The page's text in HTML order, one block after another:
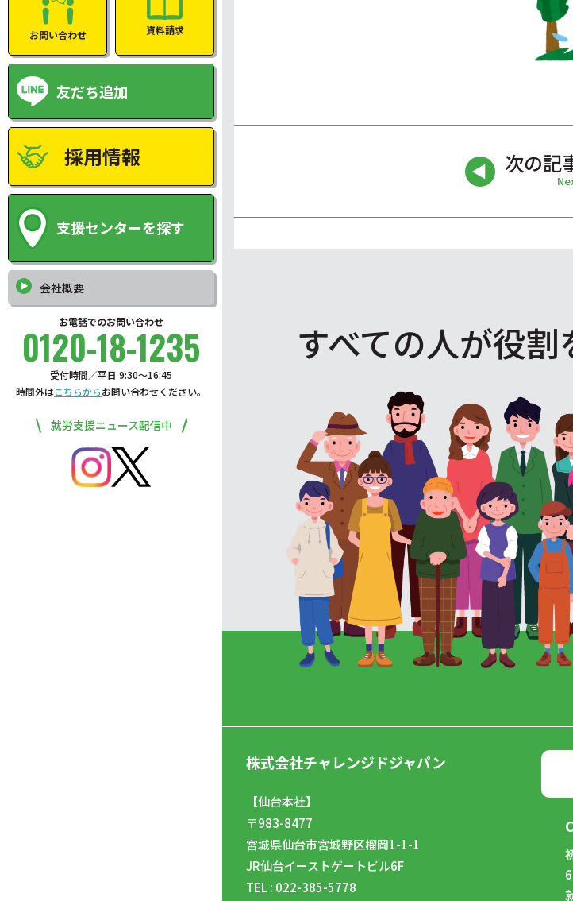
お問い合わせ 資料請求
友だち追加
採用情報
支援センターを探す
会社概要
お電話でのお問い合わせ
0120-18-1235
受付時間／平日 9:30〜16:45
時間外はこちらからお問い合わせください。
就労支援ニュース配信中
次の記
すべての人が役割
株式会社チャレンジドジャパン
【仙台本社】
〒983-8477
宮城県仙台市宮城野区榴岡1-1-1
JR仙台イーストゲートビル6F
TEL : 022-385-5778